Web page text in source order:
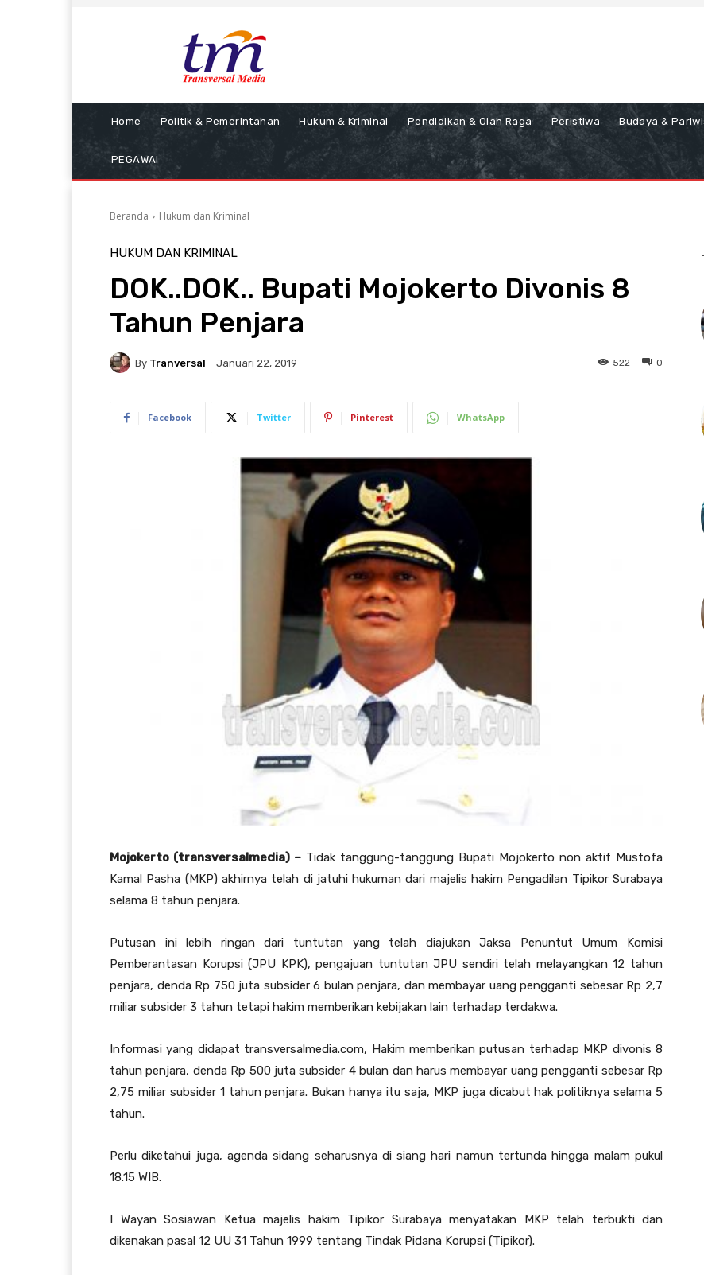
Home Politik & Pemerintahan Hukum & Kriminal Pendidikan & Olah Raga Peristiwa Budaya &
PEGAWAI
Beranda Hukum dan Kriminal
HUKUM DAN KRIMINAL
DOK..DOK.. Bupati Mojokerto Divonis 8
Tahun Penjara
By Tranversal Januari 22, 2019 0
522
Facebook Twitter Pinterest WhatsApp
Mojokerto (transversalmedia) – Tidak tanggung-tanggung Bupati Mojokerto non aktif Mustofa
Kamal Pasha (MKP) akhirnya telah di jatuhi hukuman dari majelis hakim Pengadilan Tipikor Surabaya
selama 8 tahun penjara.
Putusan ini lebih ringan dari tuntutan yang telah diajukan Jaksa Penuntut Umum Komisi
Pemberantasan Korupsi (JPU KPK), pengajuan tuntutan JPU sendiri telah melayangkan 12 tahun
penjara, denda Rp 750 juta subsider 6 bulan penjara, dan membayar uang pengganti sebesar Rp 2,7
miliar subsider 3 tahun tetapi hakim memberikan kebijakan lain terhadap terdakwa.
Informasi yang didapat transversalmedia.com, Hakim memberikan putusan terhadap MKP divonis 8
tahun penjara, denda Rp 500 juta subsider 4 bulan dan harus membayar uang pengganti sebesar Rp
2,75 miliar subsider 1 tahun penjara. Bukan hanya itu saja, MKP juga dicabut hak politiknya selama 5
tahun.
Perlu diketahui juga, agenda sidang seharusnya di siang hari namun tertunda hingga malam pukul
18.15 WIB.
I Wayan Sosiawan Ketua majelis hakim Tipikor Surabaya menyatakan MKP telah terbukti dan
dikenakan pasal 12 UU 31 Tahun 1999 tentang Tindak Pidana Korupsi (Tipikor).